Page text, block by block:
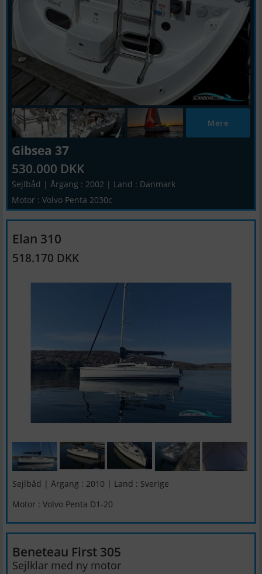
Mere
Gibsea 37
530.000 DKK
Sejlbåd | Årgang : 2002 | Land : Danmark
Motor : Volvo Penta 2030c
Elan 310
518.170 DKK
Sejlbåd | Årgang : 2010 | Land : Sverige
Motor : Volvo Penta D1-20
Beneteau First 305
Sejlklar med ny motor